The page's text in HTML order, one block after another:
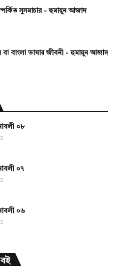
সুসমাচার - হুমায়ুন আজাদ
বাংলা ভাষার জীবনী - হুমায়ুন আজাদ
০৮
০৭
০৬
বই